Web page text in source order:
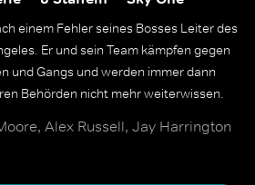
einem Fehler seines Bosses Leiter des
Er und sein Team kämpfen gegen
und Gangs und werden immer dann
Behörden nicht mehr weiterwissen.
Alex Russell, Jay Harrington